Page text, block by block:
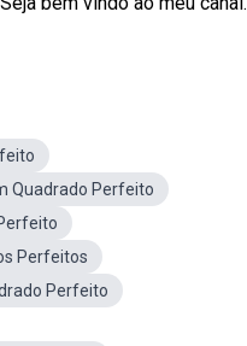
Quadrado Perfeito
Perfeitos
Perfeito